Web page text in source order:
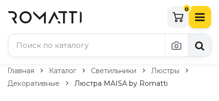
0
Каталог Romatti
Свет и освещение
Главная Каталог Светильники
Люстры
Декоративные
Люстра MAISA by Romatti